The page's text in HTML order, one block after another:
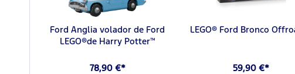
Ford Anglia volador de Ford
LEGO®de Harry Potter™
78,90 €*
LEGO® Ford Bronco
59,90 €*